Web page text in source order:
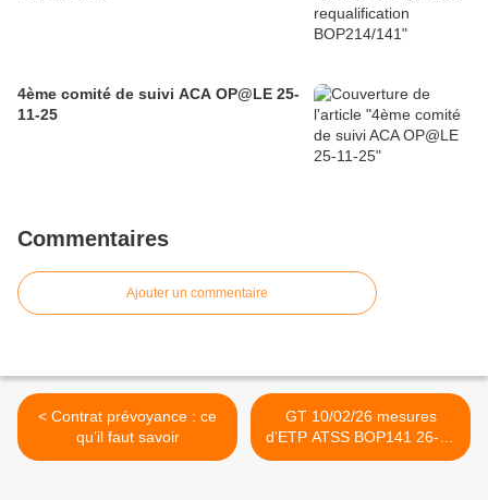
4ème comité de suivi ACA OP@LE 25-
11-25
Commentaires
Ajouter un commentaire
< Contrat prévoyance : ce
qu’il faut savoir
GT 10/02/26 mesures
d'ETP ATSS BOP141 26-27
>